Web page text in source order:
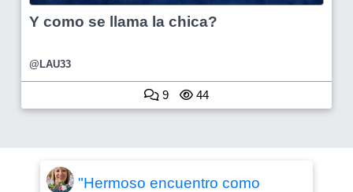
Y como se llama la chica?
@LAU33
9 44
"Hermoso encuentro como